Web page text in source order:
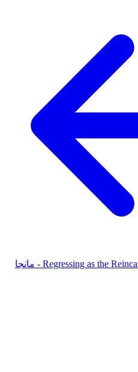
Regressing as the Reincarnated Bastard of the Sword Clan - مانجا